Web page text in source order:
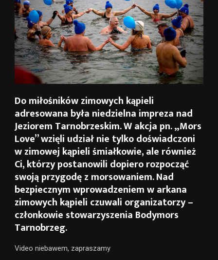
Do miłośników zimowych kąpieli
adresowana była niedzielna impreza nad
Jeziorem Tarnobrzeskim. W akcja pn. „Mors
Love” wzięli udział nie tylko doświadczoni
w zimowej kąpieli śmiałkowie, ale również
Ci, którzy postanowili dopiero rozpocząć
swoją przygodę z morsowaniem. Nad
bezpiecznym wprowadzeniem w arkana
zimowych kąpieli czuwali organizatorzy –
członkowie stowarzyszenia Bodymors
Tarnobrzeg.
Video niebawem, zapraszamy